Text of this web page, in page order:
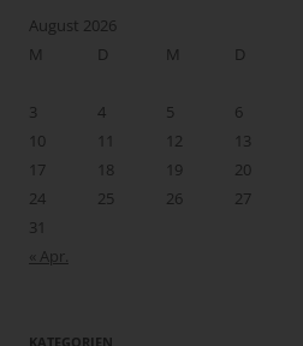
August 2026
M
D M D
3
4 5 6
10
11 12 13
17
18 19 20
24
25 26 27
31
« Apr.
KATEGORIEN